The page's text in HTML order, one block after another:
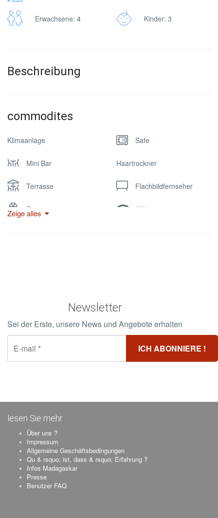
Erwachsene: 4 Kinder: 3
Beschreibung
commodites
Klimaanlage Safe
Mini Bar Haartrockner
Terrasse Flachbildfernseher
Fan W-lan
Zeige alles
Newsletter
Sei der Erste, unsere News und Angebote erhalten
lesen Sie mehr
Über uns ?
Impressum
Allgemeine Geschäftsbedingungen
Qu & rsquo; ist, dass & rsquo; Erfahrung ?
Infos Madagaskar
Presse
Benutzer FAQ